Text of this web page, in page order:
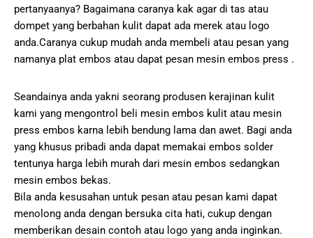
pertanyaanya? Bagaimana caranya kak agar di tas atau
dompet yang berbahan kulit dapat ada merek atau logo
anda.Caranya cukup mudah anda membeli atau pesan yang
namanya plat embos atau dapat pesan mesin embos press .
Seandainya anda yakni seorang produsen kerajinan kulit
kami yang mengontrol beli mesin embos kulit atau mesin
press embos karna lebih bendung lama dan awet. Bagi anda
yang khusus pribadi anda dapat memakai embos solder
tentunya harga lebih murah dari mesin embos sedangkan
mesin embos bekas.
Bila anda kesusahan untuk pesan atau pesan kami dapat
menolong anda dengan bersuka cita hati, cukup dengan
memberikan desain contoh atau logo yang anda inginkan.